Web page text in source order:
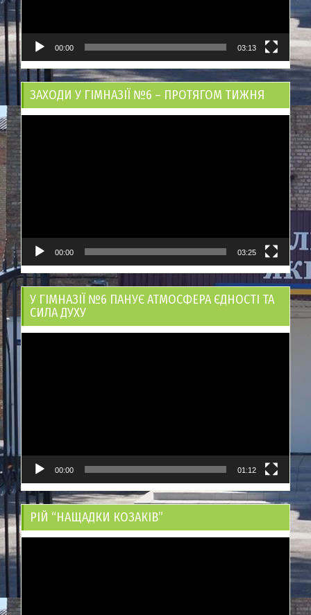
00:00 03:13
ЗАХОДИ У ГІМНАЗІЇ №6 – ПРОТЯГОМ ТИЖНЯ
00:00 03:25
У ГІМНАЗІЇ №6 ПАНУЄ АТМОСФЕРА ЄДНОСТІ ТА
СИЛА ДУХУ
00:00 01:12
РІЙ “НАЩАДКИ КОЗАКІВ”